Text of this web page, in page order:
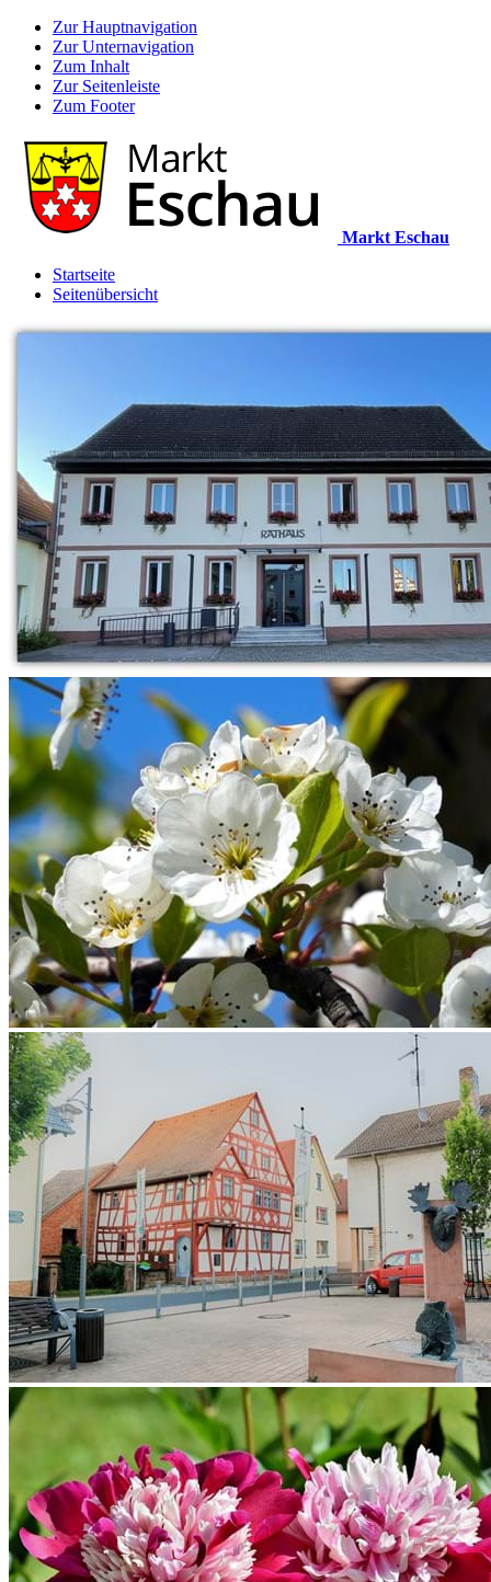
Zur Hauptnavigation
Zur Unternavigation
Zum Inhalt
Zur Seitenleiste
Zum Footer
Markt Eschau
Startseite
Seitenübersicht